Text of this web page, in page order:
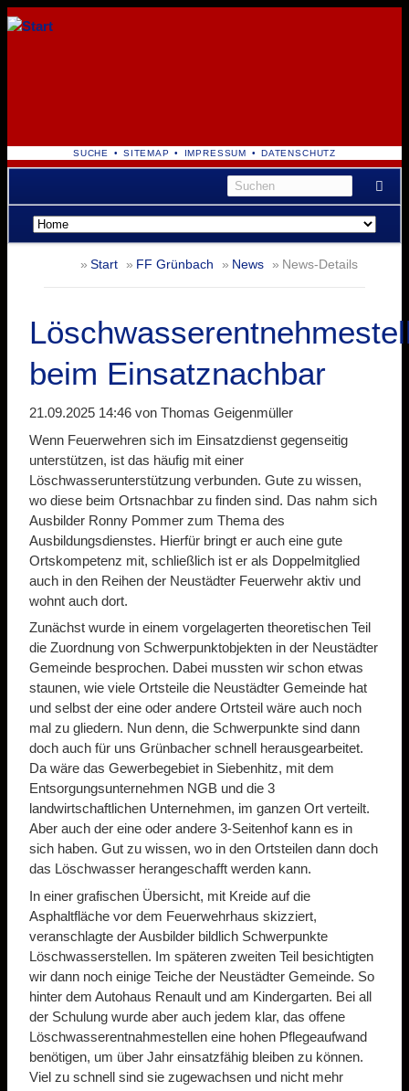
NAVIGATION
ÜBERSPRINGEN
SUCHE SITEMAP IMPRESSUM DATENSCHUTZ
Navigation
überspringen
Start FF Grünbach News News-Details
beim Einsatznachbar
21.09.2025 14:46 von Thomas Geigenmüller
Wenn Feuerwehren sich im Einsatzdienst gegenseitig
unterstützen, ist das häufig mit einer
Löschwasserunterstützung verbunden. Gute zu wissen,
wo diese beim Ortsnachbar zu finden sind. Das nahm sich
Ausbilder Ronny Pommer zum Thema des
Ausbildungsdienstes. Hierfür bringt er auch eine gute
Ortskompetenz mit, schließlich ist er als Doppelmitglied
auch in den Reihen der Neustädter Feuerwehr aktiv und
wohnt auch dort.
Zunächst wurde in einem vorgelagerten theoretischen Teil
die Zuordnung von Schwerpunktobjekten in der Neustädter
Gemeinde besprochen. Dabei mussten wir schon etwas
staunen, wie viele Ortsteile die Neustädter Gemeinde hat
und selbst der eine oder andere Ortsteil wäre auch noch
mal zu gliedern. Nun denn, die Schwerpunkte sind dann
doch auch für uns Grünbacher schnell herausgearbeitet.
Da wäre das Gewerbegebiet in Siebenhitz, mit dem
Entsorgungsunternehmen NGB und die 3
landwirtschaftlichen Unternehmen, im ganzen Ort verteilt.
Aber auch der eine oder andere 3-Seitenhof kann es in
sich haben. Gut zu wissen, wo in den Ortsteilen dann doch
das Löschwasser herangeschafft werden kann.
In einer grafischen Übersicht, mit Kreide auf die
Asphaltfläche vor dem Feuerwehrhaus skizziert,
veranschlagte der Ausbilder bildlich Schwerpunkte
Löschwasserstellen. Im späteren zweiten Teil besichtigten
wir dann noch einige Teiche der Neustädter Gemeinde. So
hinter dem Autohaus Renault und am Kindergarten. Bei all
der Schulung wurde aber auch jedem klar, das offene
Löschwasserentnahmestellen eine hohen Pflegeaufwand
benötigen, um über Jahr einsatzfähig bleiben zu können.
Viel zu schnell sind sie zugewachsen und nicht mehr